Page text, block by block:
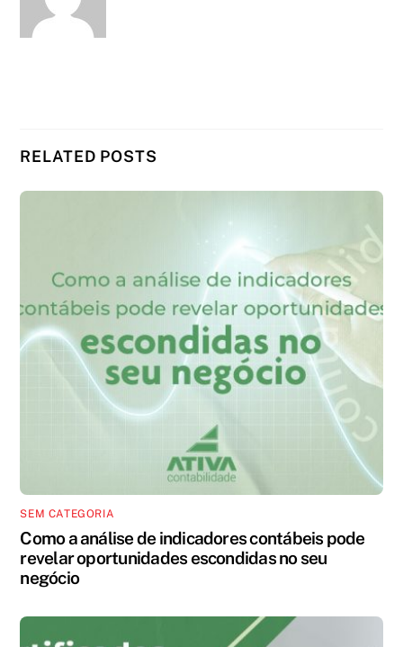
RELATED POSTS
SEM CATEGORIA
Como a análise de indicadores contábeis pode
revelar oportunidades escondidas no seu
negócio